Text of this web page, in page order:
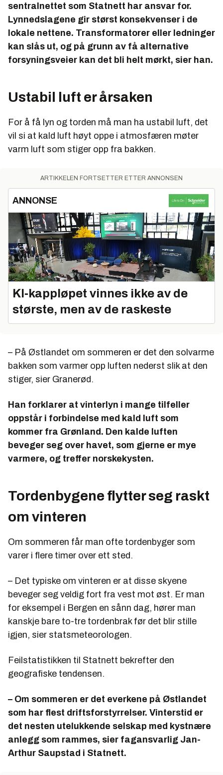
sentralnettet som Statnett har ansvar for.
Lynnedslagene gir størst konsekvenser i de
lokale nettene. Transformatorer eller ledninger
kan slås ut, og på grunn av få alternative
forsyningsveier kan det bli helt mørkt, sier han.
Ustabil luft er årsaken
For å få lyn og torden må man ha ustabil luft, det
vil si at kald luft høyt oppe i atmosfæren møter
varm luft som stiger opp fra bakken.
ARTIKKELEN FORTSETTER ETTER ANNONSEN
ANNONSE
KI‑kappløpet vinnes ikke av de
største, men av de raskeste
– På Østlandet om sommeren er det den solvarme
bakken som varmer opp luften nederst slik at den
stiger, sier Granerød.
Han forklarer at vinterlyn i mange tilfeller
oppstår i forbindelse med kald luft som
kommer fra Grønland. Den kalde luften
beveger seg over havet, som gjerne er mye
varmere, og treffer norskekysten.
Tordenbygene flytter seg raskt
om vinteren
Om sommeren får man ofte tordenbyger som
varer i flere timer over ett sted.
– Det typiske om vinteren er at disse skyene
beveger seg veldig fort fra vest mot øst. Er man
for eksempel i Bergen en sånn dag, hører man
kanskje bare to-tre tordenbrak før det blir stille
igjen, sier statsmeteorologen.
Feilstatistikken til Statnett bekrefter den
geografiske tendensen.
– Om sommeren er det everkene på Østlandet
som har flest driftsforstyrrelser. Vinterstid er
det nesten utelukkende selskap med kystnære
anlegg som rammes, sier fagansvarlig Jan-
Arthur Saupstad i Statnett.